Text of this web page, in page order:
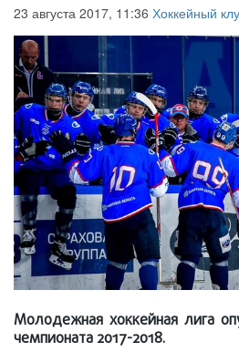
23 августа 2017, 11:36 Хоккейный
Молодежная хоккейная лига
чемпионата 2017-2018.